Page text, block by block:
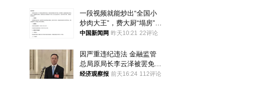
一段视频就能炒出“全国小
炒肉大王”，费大厨“塌房”了
吗？
中国新闻网 昨天10:21 22评论
因严重违纪违法 金融监管
总局原局长李云泽被罢免全
国人大代表
经济观察报 前天16:24 112评论